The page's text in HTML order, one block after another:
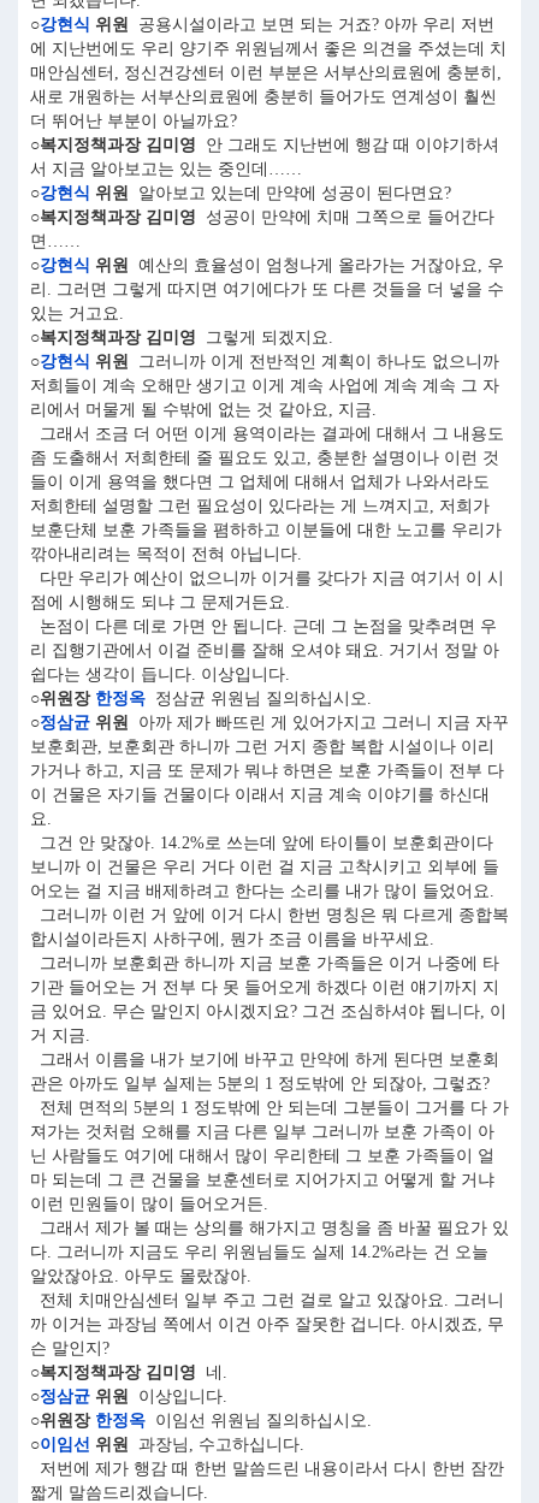
○강현식 위원
공용시설이라고 보면 되는 거죠? 아까 우리 저번
에 지난번에도 우리 양기주 위원님께서 좋은 의견을 주셨는데 치
매안심센터, 정신건강센터 이런 부분은 서부산의료원에 충분히,
새로 개원하는 서부산의료원에 충분히 들어가도 연계성이 훨씬
더 뛰어난 부분이 아닐까요?
○복지정책과장 김미영 안 그래도 지난번에 행감 때 이야기하셔
서 지금 알아보고는 있는 중인데……
○강현식 위원
알아보고 있는데 만약에 성공이 된다면요?
○복지정책과장 김미영 성공이 만약에 치매 그쪽으로 들어간다
면……
○강현식 위원
예산의 효율성이 엄청나게 올라가는 거잖아요, 우
리. 그러면 그렇게 따지면 여기에다가 또 다른 것들을 더 넣을 수
있는 거고요.
○복지정책과장 김미영 그렇게 되겠지요.
○강현식 위원
그러니까 이게 전반적인 계획이 하나도 없으니까
저희들이 계속 오해만 생기고 이게 계속 사업에 계속 계속 그 자
리에서 머물게 될 수밖에 없는 것 같아요, 지금.
그래서 조금 더 어떤 이게 용역이라는 결과에 대해서 그 내용도
좀 도출해서 저희한테 줄 필요도 있고, 충분한 설명이나 이런 것
들이 이게 용역을 했다면 그 업체에 대해서 업체가 나와서라도
저희한테 설명할 그런 필요성이 있다라는 게 느껴지고, 저희가
보훈단체 보훈 가족들을 폄하하고 이분들에 대한 노고를 우리가
깎아내리려는 목적이 전혀 아닙니다.
다만 우리가 예산이 없으니까 이거를 갖다가 지금 여기서 이 시
점에 시행해도 되냐 그 문제거든요.
논점이 다른 데로 가면 안 됩니다. 근데 그 논점을 맞추려면 우
리 집행기관에서 이걸 준비를 잘해 오셔야 돼요. 거기서 정말 아
쉽다는 생각이 듭니다. 이상입니다.
○위원장 한정옥 정삼균 위원님 질의하십시오.
○정삼균 위원
아까 제가 빠뜨린 게 있어가지고 그러니 지금 자꾸
보훈회관, 보훈회관 하니까 그런 거지 종합 복합 시설이나 이리
가거나 하고, 지금 또 문제가 뭐냐 하면은 보훈 가족들이 전부 다
이 건물은 자기들 건물이다 이래서 지금 계속 이야기를 하신대
요.
그건 안 맞잖아. 14.2%로 쓰는데 앞에 타이틀이 보훈회관이다
보니까 이 건물은 우리 거다 이런 걸 지금 고착시키고 외부에 들
어오는 걸 지금 배제하려고 한다는 소리를 내가 많이 들었어요.
그러니까 이런 거 앞에 이거 다시 한번 명칭은 뭐 다르게 종합복
합시설이라든지 사하구에, 뭔가 조금 이름을 바꾸세요.
그러니까 보훈회관 하니까 지금 보훈 가족들은 이거 나중에 타
기관 들어오는 거 전부 다 못 들어오게 하겠다 이런 얘기까지 지
금 있어요. 무슨 말인지 아시겠지요? 그건 조심하셔야 됩니다, 이
거 지금.
그래서 이름을 내가 보기에 바꾸고 만약에 하게 된다면 보훈회
관은 아까도 일부 실제는 5분의 1 정도밖에 안 되잖아, 그렇죠?
전체 면적의 5분의 1 정도밖에 안 되는데 그분들이 그거를 다 가
져가는 것처럼 오해를 지금 다른 일부 그러니까 보훈 가족이 아
닌 사람들도 여기에 대해서 많이 우리한테 그 보훈 가족들이 얼
마 되는데 그 큰 건물을 보훈센터로 지어가지고 어떻게 할 거냐
이런 민원들이 많이 들어오거든.
그래서 제가 볼 때는 상의를 해가지고 명칭을 좀 바꿀 필요가 있
다. 그러니까 지금도 우리 위원님들도 실제 14.2%라는 건 오늘
알았잖아요. 아무도 몰랐잖아.
전체 치매안심센터 일부 주고 그런 걸로 알고 있잖아요. 그러니
까 이거는 과장님 쪽에서 이건 아주 잘못한 겁니다. 아시겠죠, 무
슨 말인지?
○복지정책과장 김미영 네.
○정삼균 위원
이상입니다.
○위원장 한정옥 이임선 위원님 질의하십시오.
○이임선 위원
과장님, 수고하십니다.
저번에 제가 행감 때 한번 말씀드린 내용이라서 다시 한번 잠깐
짧게 말씀드리겠습니다.